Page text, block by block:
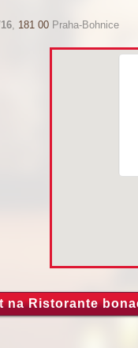
, 181 00 Praha-Bohnice
na Ristorante